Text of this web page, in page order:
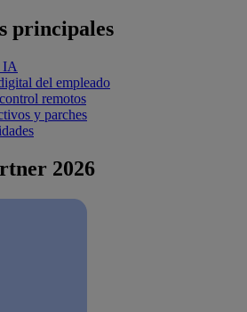
principales
IA
del empleado
remotos
y parches
2026